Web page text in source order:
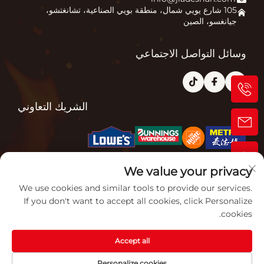
اتصل بنا
الأسئلة الشائعة
حفرة النار
فرن البيتزا
105 شارع يويي شمال، منطقة بويي الصناعية، تشانغتشو،
جيانغسو، الصين
وسائل التواصل الاجتماعي
الشريك التعاوني
حقوق الت COPYRIGHT © 2026 شركة جيانغسو جاردنصن فرن المحدودة. جميع
We value your privacy
We use cookies and similar tools to provide our services.
If you don't want to accept all cookies, click Personalize
cookies.
Accept all